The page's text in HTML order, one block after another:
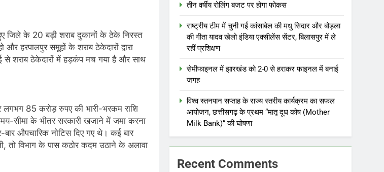
जिले के 20 बड़ी शराब दुकानों के ठेके निरस्त
हरपालपुर समूहों के शराब ठेकेदारों द्वारा
से शराब ठेकेदारों में हड़कंप मच गया है और साथ
85 करोड़ रुपए की भारी-भरकम राशि
सीमा के भीतर सरकारी खजाने में जमा करना
बार औपचारिक नोटिस दिए गए थे। कई बार
तो विभाग के पास कठोर कदम उठाने के अलावा
तीन वर्षीय रोलिंग बजट पर होगा फोकस
राष्ट्रीय टीम में चुनी गईं कांसाबेल की मधु सिदार और बोड़ला
की गीता यादव खेलो इंडिया एक्सीलेंस सेंटर, बिलासपुर में ले
रहीं प्रशिक्षण
सेमीफाइनल में झारखंड को 2-0 से हराकर फाइनल में बनाई
जगह
विश्व स्तनपान सप्ताह के राज्य स्तरीय कार्यक्रम का सफल
आयोजन, छत्तीसगढ़ के प्रथम “मातृ दूध कोष (Mother
Milk Bank)” की घोषणा
Recent Comments